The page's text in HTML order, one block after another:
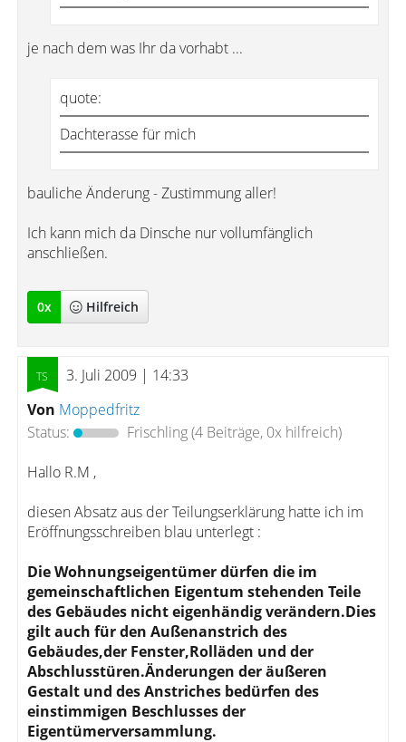
je nach dem was Ihr da vorhabt ...
quote:
Dachterasse für mich
bauliche Änderung - Zustimmung aller!
Ich kann mich da Dinsche nur vollumfänglich
anschließen.
0x Hilfreich
3. Juli 2009 | 14:33
Von Moppedfritz
Status:
Frischling(4 Beiträge, 0x hilfreich)
Hallo R.M ,
diesen Absatz aus der Teilungserklärung hatte ich im
Eröffnungsschreiben blau unterlegt :
Die Wohnungseigentümer dürfen die im
gemeinschaftlichen Eigentum stehenden Teile
des Gebäudes nicht eigenhändig verändern.Dies
gilt auch für den Außenanstrich des
Gebäudes,der Fenster,Rolläden und der
Abschlusstüren.Änderungen der äußeren
Gestalt und des Anstriches bedürfen des
einstimmigen Beschlusses der
Eigentümerversammlung.